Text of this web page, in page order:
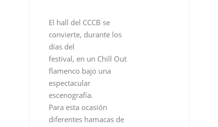
El hall del CCCB se
convierte, durante los
días del
festival, en un Chill Out
flamenco bajo una
espectacular
escenografía.
Para esta ocasión
diferentes hamacas de